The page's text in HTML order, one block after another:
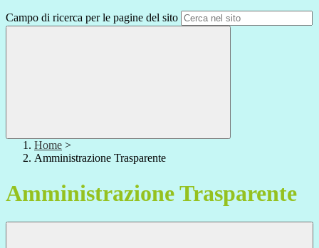
Campo di ricerca per le pagine del sito
Home >
Amministrazione Trasparente
Amministrazione Trasparente